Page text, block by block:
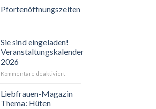
Pfortenöffnungszeiten
Sie sind eingeladen!
Veranstaltungskalender
2026
Kommentare deaktiviertfür
sind
Liebfrauen-Magazin
Thema: Hüten